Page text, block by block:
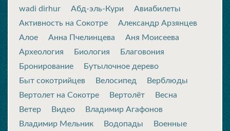
wadi dirhur
Абд-эль-Кури
Авиабилеты
Активность на Сокотре
Александр Арзянцев
Алое
Анна Пчелинцева
Аня Моисеева
Археология
Биология
Благовония
Бронирование
Бутылочное дерево
Быт сокотрийцев
Велосипед
Верблюды
Вертолет на Сокотре
Вертолёт
Весна
Ветер
Видео
Владимир Агафонов
Владимир Мельник
Водопады
Военные